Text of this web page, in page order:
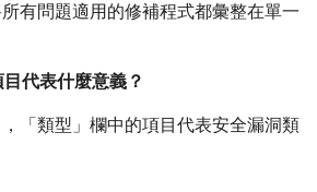
有問題適用的修補程式都彙整在單一
代表什麼意義？
「類型」 欄中的項目代表安全漏洞類